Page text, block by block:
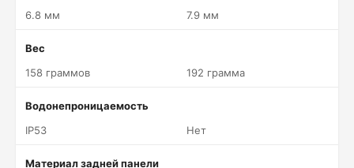
6.8 мм 7.9 мм
Вес
158 граммов
192 грамма
Водонепроницаемость
IP53
Нет
Материал задней панели